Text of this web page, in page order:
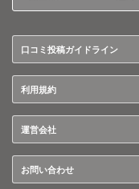
口コミ投稿ガイドライン
利用規約
運営会社
お問い合わせ